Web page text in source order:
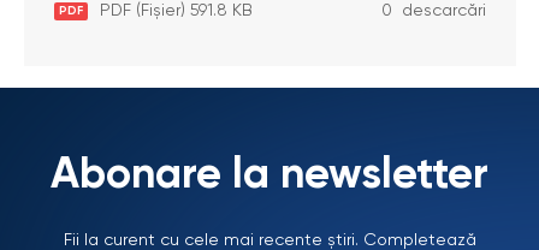
PDF PDF (Fișier) 591.8 KB 0 descarcări
Abonare la newsletter
Fii la curent cu cele mai recente știri. Completează